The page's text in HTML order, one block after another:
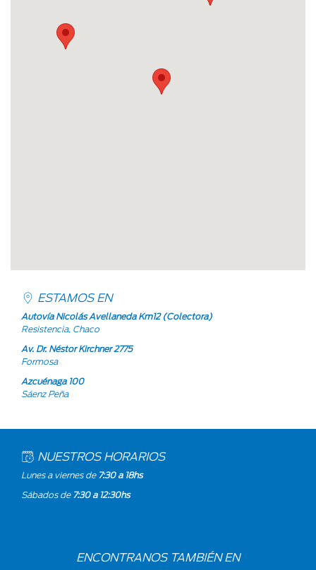
ESTAMOS EN
Autovía Nicolás Avellaneda Km12 (Colectora)
Resistencia, Chaco
Av. Dr. Néstor Kirchner 2775
Formosa
Azcuénaga 100
Sáenz Peña
NUESTROS HORARIOS
Lunes a viernes de 7:30 a 18hs
Sábados de 7:30 a 12:30hs
ENCONTRANOS TAMBIÉN EN